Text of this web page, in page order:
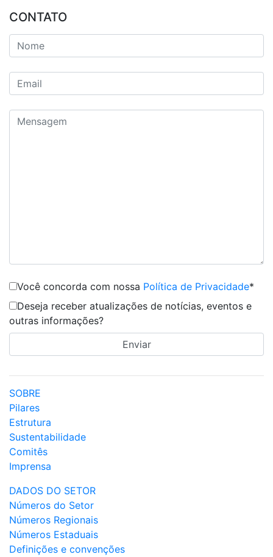
CONTATO
Você concorda com nossa Política de Privacidade*
Deseja receber atualizações de notícias, eventos e
outras informações?
SOBRE
Pilares
Estrutura
Sustentabilidade
Comitês
Imprensa
DADOS DO SETOR
Números do Setor
Números Regionais
Números Estaduais
Definições e convenções